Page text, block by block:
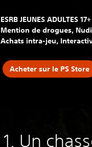
ESRB JEUNES ADULTES
Mention de drogues,
Achats intra-jeu,
Acheter sur le PS Store
1. Un